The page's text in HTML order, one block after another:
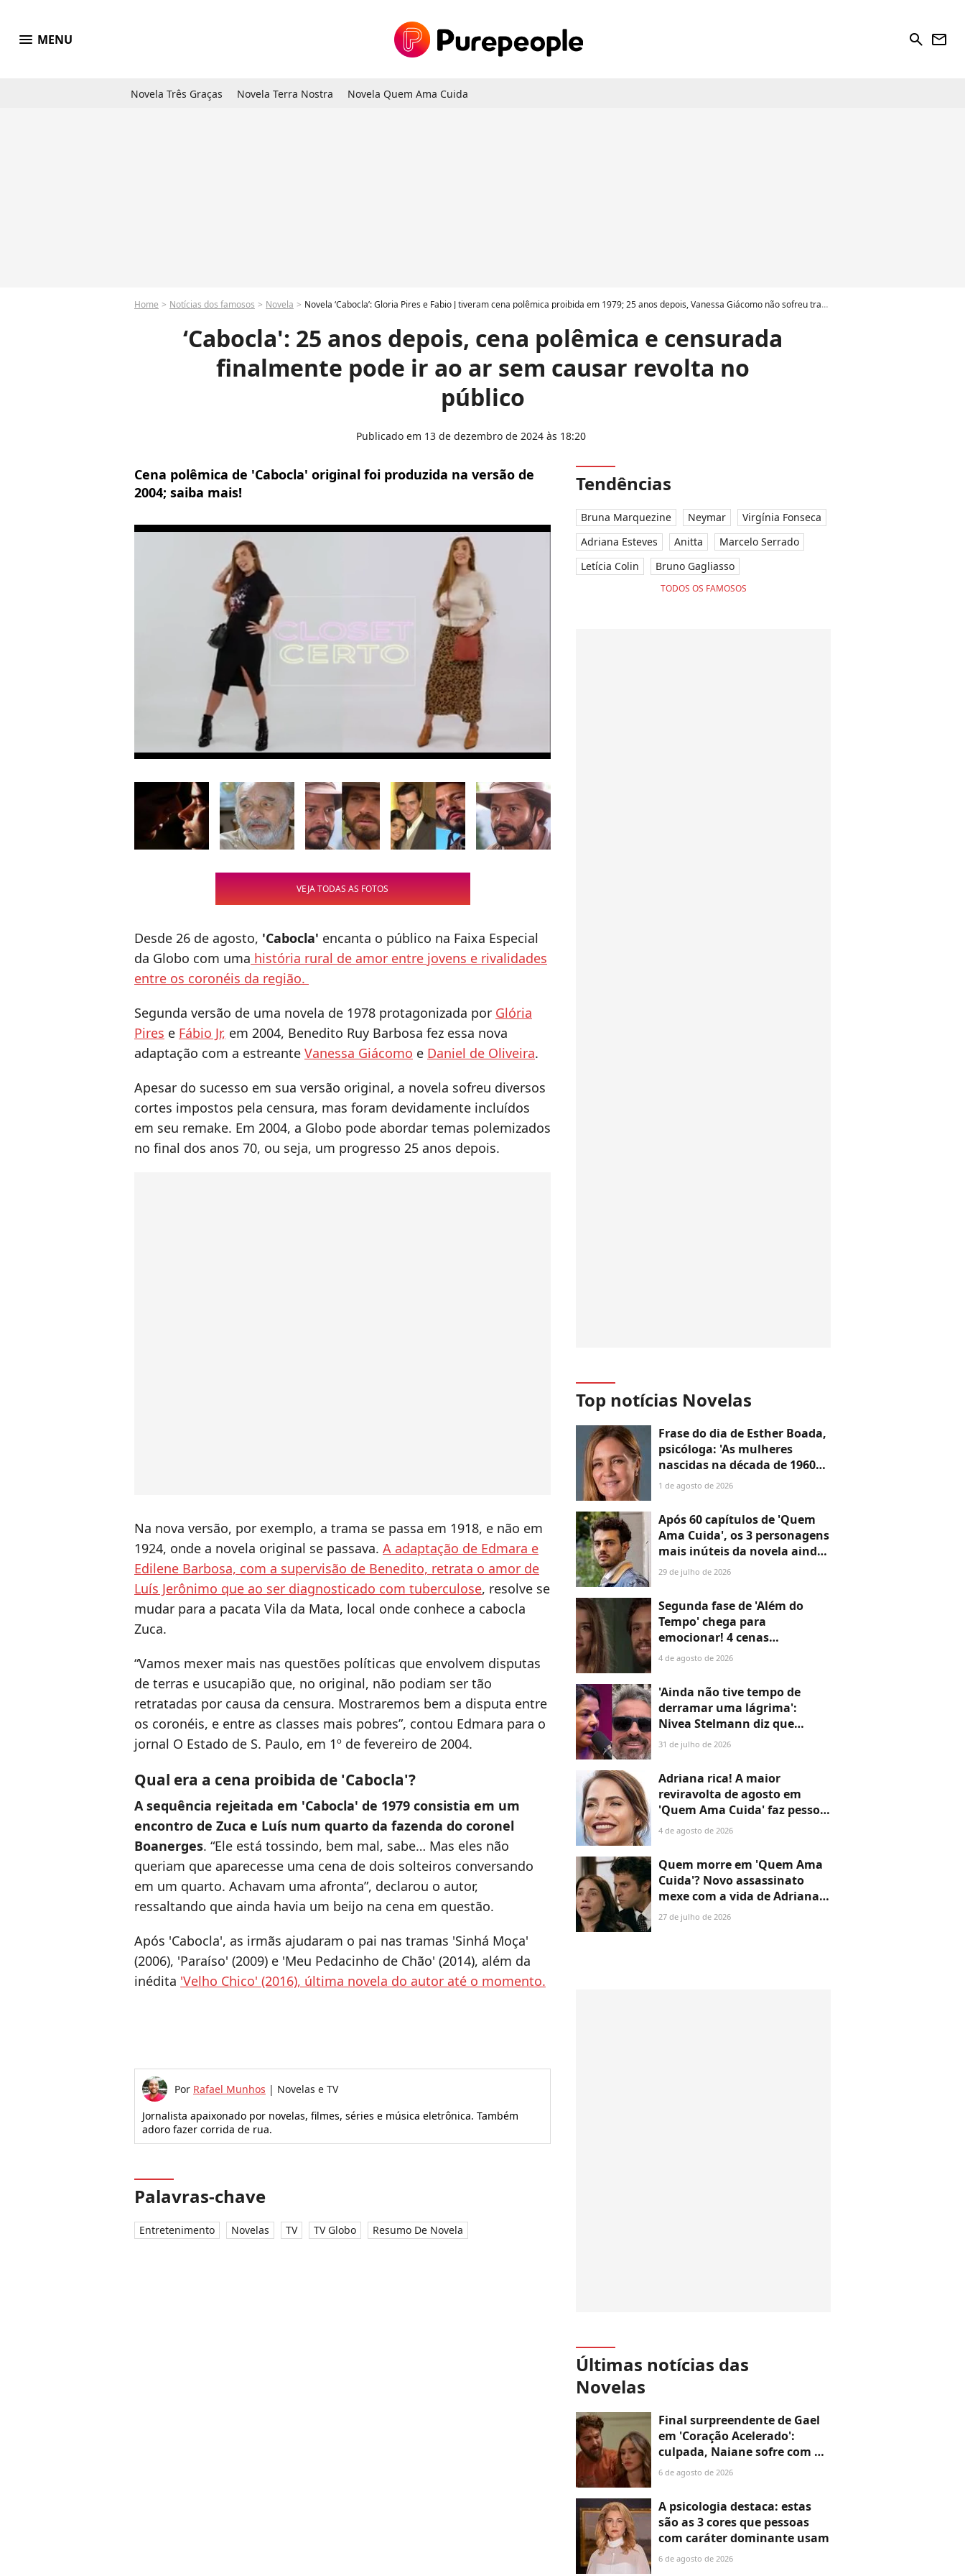
menu MENU search newsletter
Novela Três Graças Novela Terra Nostra Novela Quem Ama Cuida
Home Notícias dos famosos Novela Novela ‘Cabocla’: Gloria Pires e Fabio J tiveram cena polêmica proibida em 1979; 25 anos depois, Vanessa Giácomo não sofreu trauma; entenda
‘Cabocla': 25 anos depois, cena polêmica e censurada
finalmente pode ir ao ar sem causar revolta no
público
Publicado em 13 de dezembro de 2024 às 18:20
Cena polêmica de 'Cabocla' original foi produzida na versão de
2004; saiba mais!
VEJA TODAS AS FOTOS
Desde 26 de agosto, 'Cabocla' encanta o público na Faixa Especial
da Globo com uma história rural de amor entre jovens e rivalidades
entre os coronéis da região.
Segunda versão de uma novela de 1978 protagonizada por Glória
Pires e Fábio Jr, em 2004, Benedito Ruy Barbosa fez essa nova
adaptação com a estreante Vanessa Giácomo e Daniel de Oliveira.
Apesar do sucesso em sua versão original, a novela sofreu diversos
cortes impostos pela censura, mas foram devidamente incluídos
em seu remake. Em 2004, a Globo pode abordar temas polemizados
no final dos anos 70, ou seja, um progresso 25 anos depois.
Na nova versão, por exemplo, a trama se passa em 1918, e não em
1924, onde a novela original se passava. A adaptação de Edmara e
Edilene Barbosa, com a supervisão de Benedito, retrata o amor de
Luís Jerônimo que ao ser diagnosticado com tuberculose, resolve se
mudar para a pacata Vila da Mata, local onde conhece a cabocla
Zuca.
“Vamos mexer mais nas questões políticas que envolvem disputas
de terras e usucapião que, no original, não podiam ser tão
retratadas por causa da censura. Mostraremos bem a disputa entre
os coronéis, e entre as classes mais pobres”, contou Edmara para o
jornal O Estado de S. Paulo, em 1º de fevereiro de 2004.
Qual era a cena proibida de 'Cabocla'?
A sequência rejeitada em 'Cabocla' de 1979 consistia em um
encontro de Zuca e Luís num quarto da fazenda do coronel
Boanerges. “Ele está tossindo, bem mal, sabe… Mas eles não
queriam que aparecesse uma cena de dois solteiros conversando
em um quarto. Achavam uma afronta”, declarou o autor,
ressaltando que ainda havia um beijo na cena em questão.
Após 'Cabocla', as irmãs ajudaram o pai nas tramas 'Sinhá Moça'
(2006), 'Paraíso' (2009) e 'Meu Pedacinho de Chão' (2014), além da
inédita 'Velho Chico' (2016), última novela do autor até o momento.
Por Rafael Munhos | Novelas e TV
Jornalista apaixonado por novelas, filmes, séries e música eletrônica. Também
adoro fazer corrida de rua.
Palavras-chave
Entretenimento Novelas TV TV Globo Resumo De Novela
Tendências
Bruna Marquezine Neymar
Virgínia Fonseca
Adriana Esteves
Anitta
Marcelo Serrado
Letícia Colin
Bruno Gagliasso
TODOS OS FAMOSOS
Top notícias Novelas
Frase do dia de Esther Boada,
psicóloga: 'As mulheres
nascidas na década de 1960
cresceram com a ideia de que
tudo, porque era isso que a
sociedade exigia'
1 de agosto de 2026
Após 60 capítulos de 'Quem
Ama Cuida', os 3 personagens
mais inúteis da novela ainda
não disseram a que vieram —
desperdício
29 de julho de 2026
Segunda fase de 'Além do
Tempo' chega para
emocionar! 4 cenas
marcantes do primeiro
não perde o fôlego
4 de agosto de 2026
'Ainda não tive tempo de
derramar uma lágrima':
Nivea Stelmann diz que
marido 'resolveu ir embora'
31 de julho de 2026
Adriana rica! A maior
reviravolta de agosto em
'Quem Ama Cuida' faz pessoa
mais inesperada colocar
Arthur
4 de agosto de 2026
Quem morre em 'Quem Ama
Cuida'? Novo assassinato
mexe com a vida de Adriana e
deixa Pedro de queixo caído
27 de julho de 2026
Últimas notícias das
Novelas
Final surpreendente de Gael
em 'Coração Acelerado':
culpada, Naiane sofre com o
fim do namoro e a despedida
pode chocar quem
acompanha a novela da
Globo
6 de agosto de 2026
A psicologia destaca: estas
são as 3 cores que pessoas
com caráter dominante usam
6 de agosto de 2026